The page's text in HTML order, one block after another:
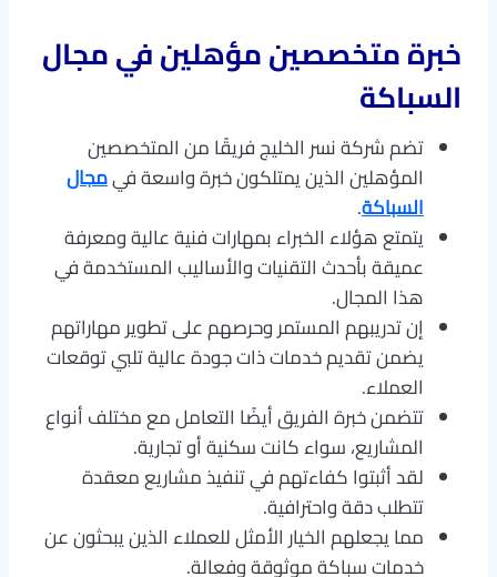
خبرة متخصصين مؤهلين في مجال
السباكة
تضم شركة نسر الخليج فريقًا من المتخصصين
المؤهلين الذين يمتلكون خبرة واسعة فيمجال
السباكة.
يتمتع هؤلاء الخبراء بمهارات فنية عالية ومعرفة
عميقة بأحدث التقنيات والأساليب المستخدمة في
هذا المجال.
إن تدريبهم المستمر وحرصهم على تطوير مهاراتهم
يضمن تقديم خدمات ذات جودة عالية تلبي توقعات
العملاء.
تتضمن خبرة الفريق أيضًا التعامل مع مختلف أنواع
المشاريع، سواء كانت سكنية أو تجارية.
لقد أثبتوا كفاءتهم في تنفيذ مشاريع معقدة
تتطلب دقة واحترافية.
مما يجعلهم الخيار الأمثل للعملاء الذين يبحثون عن
خدمات سباكة موثوقة وفعالة.